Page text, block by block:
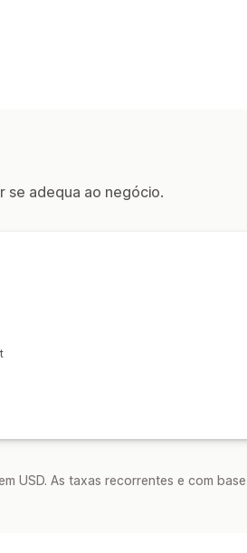
se adequa ao negócio.
USD. As taxas recorrentes e com